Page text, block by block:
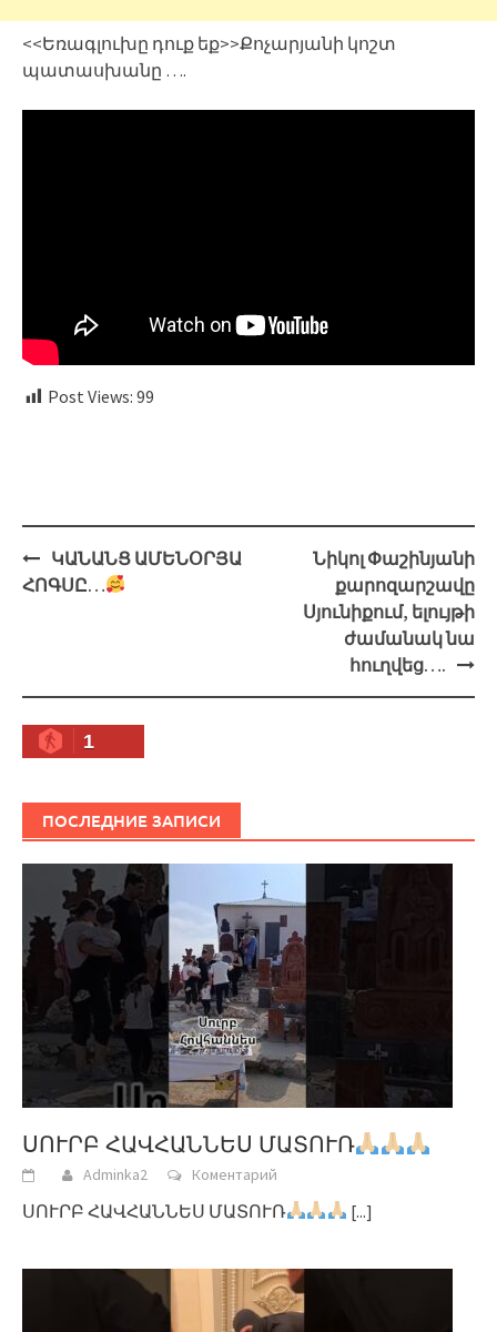
<<Եռագլուխը դուք եք>>Քոչարյանի կոշտ
պատասխանը ….
Post Views: 99
Навигация
ԿԱՆԱՆՑ ԱՄԵՆՕՐՅԱ
ՀՈԳՍԸ…
Նիկոլ Փաշինյանի
քարոզարշավը
Սյունիքում, ելույթի
ժամանակ նա
հուղվեց….
1
ПОСЛЕДНИЕ ЗАПИСИ
ՍՈՒՐԲ ՀԱՎՀԱՆՆԵՍ ՄԱՏՈՒՌ
Adminka2 Коментарий
ՍՈՒՐԲ ՀԱՎՀԱՆՆԵՍ ՄԱՏՈՒՌ [...]